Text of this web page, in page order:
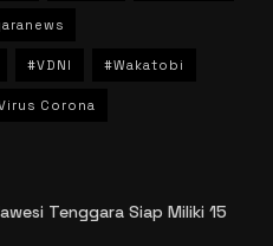
#VDNI #Wakatobi
Corona
Tenggara Siap Miliki 15